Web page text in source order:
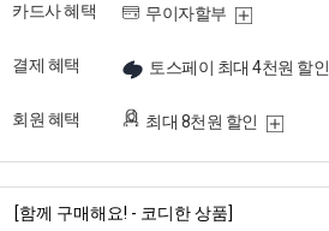
카드사 혜택 무이자할부
결제 혜택 토스페이 최대 4천원 할인
회원 혜택 최대 8천원 할인
[함께 구매해요! - 코디한 상품]